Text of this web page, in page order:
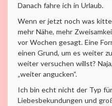
Danach fahre ich in Urlaub.
Wenn er jetzt noch was
mehr Nähe, mehr
vor Wochen gesagt. Eine
einen Grund, um es weiter
weiter versuchen willst?
„weiter angucken“.
Ich bin echt nicht der Typ
Liebesbekundungen und